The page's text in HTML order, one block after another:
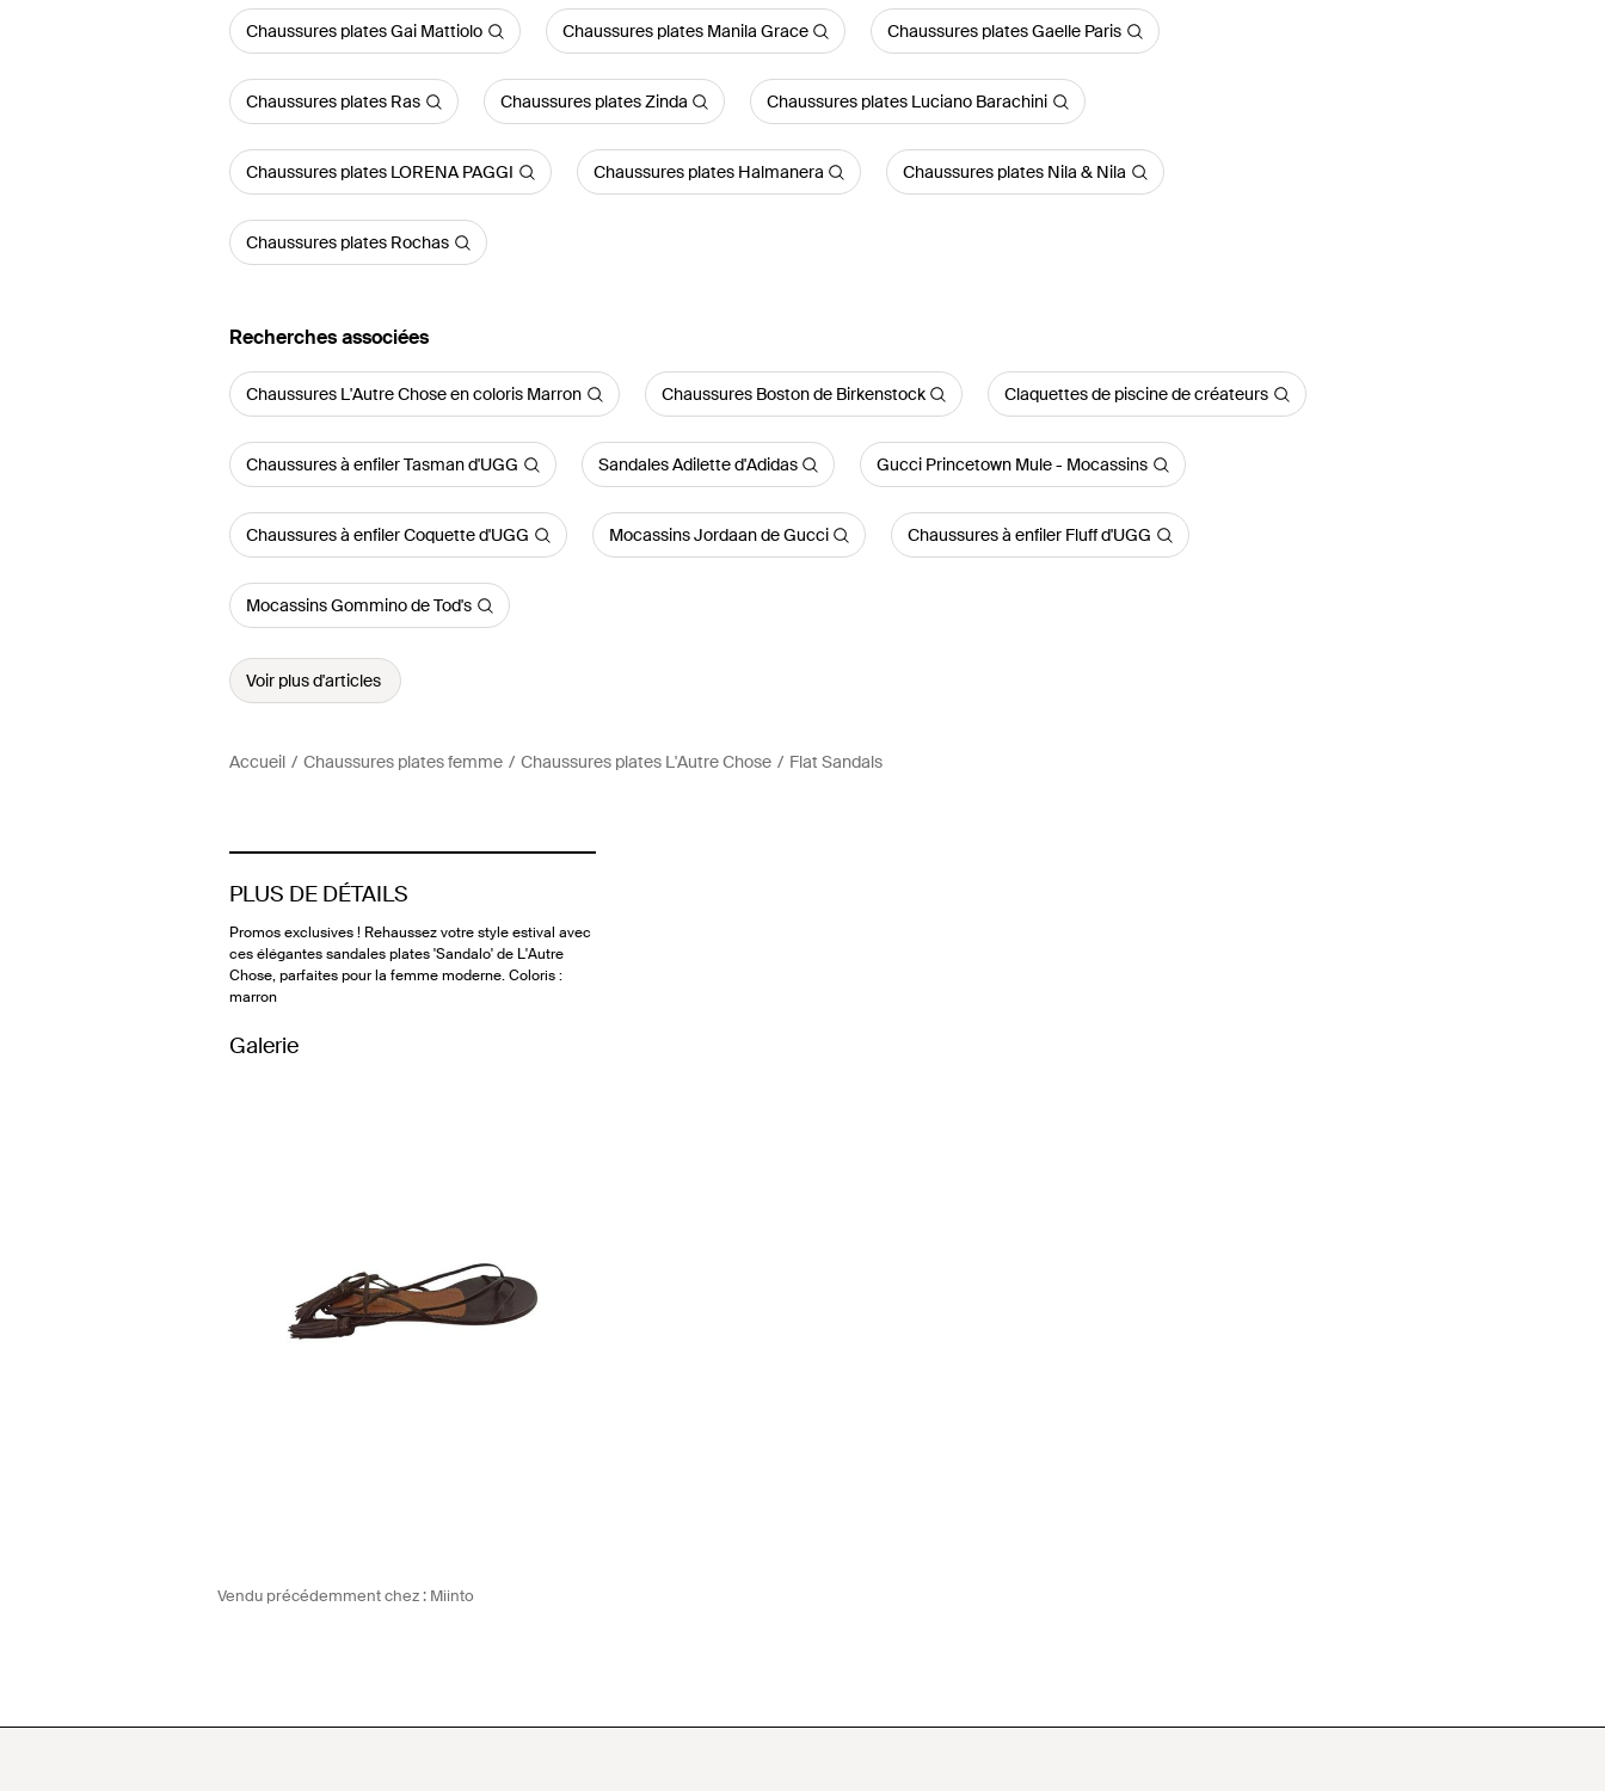
Chaussures plates Gai Mattiolo Chaussures plates Manila Grace Chaussures plates Gaelle Paris
Chaussures plates Ras Chaussures plates Zinda Chaussures plates Luciano Barachini
Chaussures plates LORENA PAGGI Chaussures plates Halmanera Chaussures plates Nila & Nila
Chaussures plates Rochas
Recherches associées
Chaussures L'Autre Chose en coloris Marron Chaussures Boston de Birkenstock Claquettes de piscine de créateurs
Chaussures à enfiler Tasman d'UGG Sandales Adilette d'Adidas Gucci Princetown Mule - Mocassins
Chaussures à enfiler Coquette d'UGG Mocassins Jordaan de Gucci Chaussures à enfiler Fluff d'UGG
Mocassins Gommino de Tod's
Voir plus d'articles
Accueil Chaussures plates femme Chaussures plates L'Autre Chose Flat Sandals
PLUS DE DÉTAILS
Promos exclusives ! Rehaussez votre style estival avec
ces élégantes sandales plates 'Sandalo' de L'Autre
Chose, parfaites pour la femme moderne. Coloris :
marron
Galerie
Vendu précédemment chez : Miinto